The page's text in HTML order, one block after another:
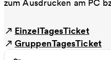
zum Ausdrucken am PC
EinzelTagesTicket
GruppenTagesTicket